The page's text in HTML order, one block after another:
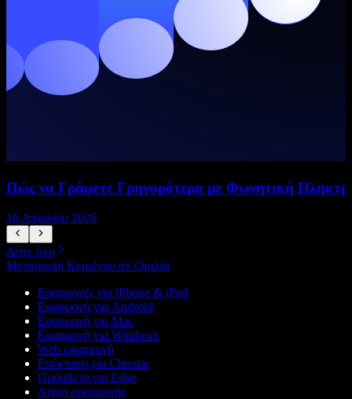
Πώς να Γράφετε Γρηγορότερα με Φωνητική
16 Απριλίου 2026
Δείτε όλα
Μετατροπή Κειμένου σε Ομιλία
Εφαρμογές για iPhone & iPad
Εφαρμογή για Android
Εφαρμογή για Mac
Εφαρμογή για Windows
Web εφαρμογή
Επέκταση για Chrome
Πρόσθετο για Edge
Λήψη εφαρμογής